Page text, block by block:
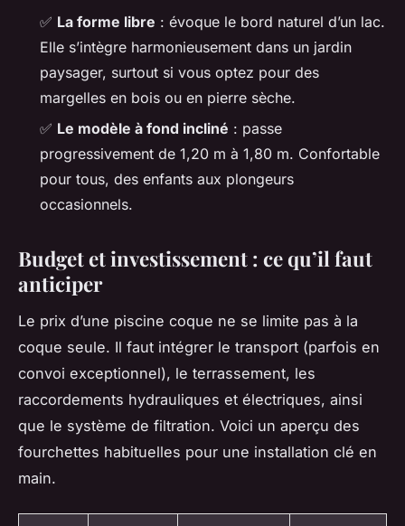
✅ La forme libre : évoque le bord naturel d’un lac.
Elle s’intègre harmonieusement dans un jardin
paysager, surtout si vous optez pour des
margelles en bois ou en pierre sèche.
✅ Le modèle à fond incliné : passe
progressivement de 1,20 m à 1,80 m. Confortable
pour tous, des enfants aux plongeurs
occasionnels.
Budget et investissement : ce qu’il faut
anticiper
Le prix d’une piscine coque ne se limite pas à la
coque seule. Il faut intégrer le transport (parfois en
convoi exceptionnel), le terrassement, les
raccordements hydrauliques et électriques, ainsi
que le système de filtration. Voici un aperçu des
fourchettes habituelles pour une installation clé en
main.